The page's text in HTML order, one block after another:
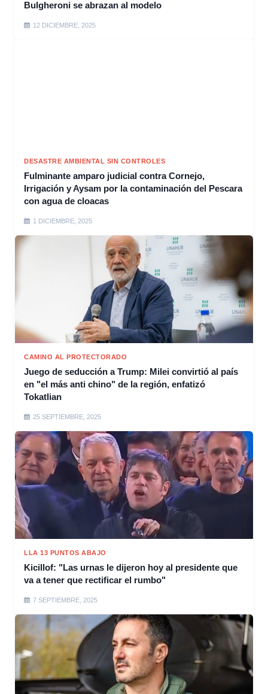
Bulgheroni se abrazan al modelo
12 DICIEMBRE, 2025
DESASTRE AMBIENTAL SIN CONTROLES
Fulminante amparo judicial contra Cornejo,
Irrigación y Aysam por la contaminación del Pescara
con agua de cloacas
1 DICIEMBRE, 2025
CAMINO AL PROTECTORADO
Juego de seducción a Trump: Milei convirtió al país
en "el más anti chino" de la región, enfatizó
Tokatlian
25 SEPTIEMBRE, 2025
LLA 13 PUNTOS ABAJO
Kicillof: "Las urnas le dijeron hoy al presidente que
va a tener que rectificar el rumbo"
7 SEPTIEMBRE, 2025